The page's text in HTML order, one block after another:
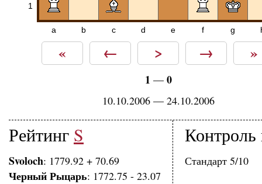
1
a b c d e f g
« ← > → »
1 — 0
10.10.2006 — 24.10.2006
Рейтинг S
Svoloch: 1779.92 + 70.69
Черный Рыцарь: 1772.75 - 23.07
Контроль
Стандарт 5/10